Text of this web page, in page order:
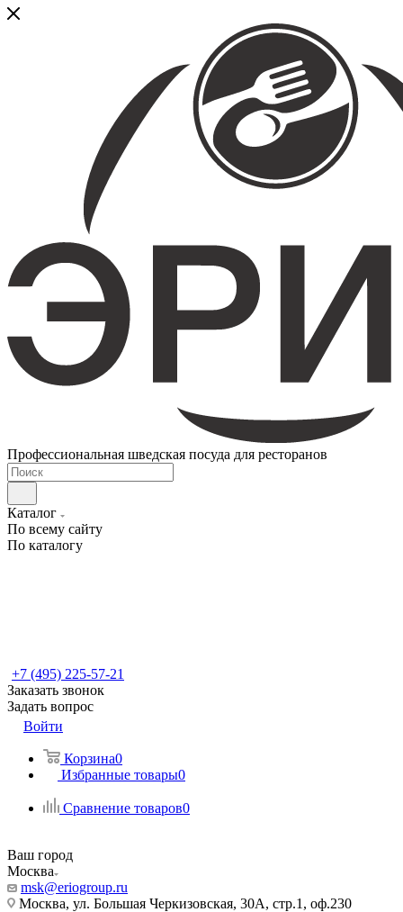
Профессиональная шведская посуда для ресторанов
Каталог
По всему сайту
По каталогу
+7 (495) 225-57-21
Заказать звонок
Задать вопрос
Войти
Корзина0
Избранные товары0
Сравнение товаров0
Ваш город
Москва
msk@eriogroup.ru
Москва, ул. Большая Черкизовская, 30А, стр.1, оф.230